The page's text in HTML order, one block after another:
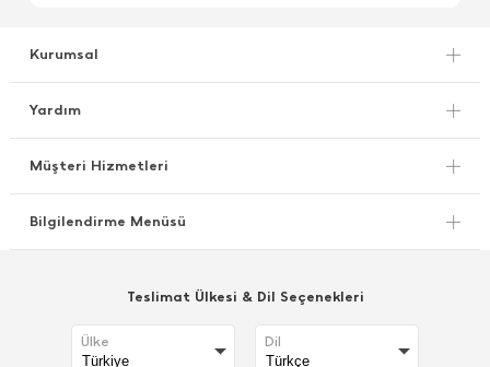
Kurumsal
Yardım
Müşteri Hizmetleri
Bilgilendirme Menüsü
Teslimat Ülkesi & Dil Seçenekleri
Ülke Dil